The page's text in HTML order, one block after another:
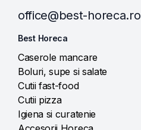
office@best-horeca.ro
Best Horeca
Caserole mancare
Boluri, supe si salate
Cutii fast-food
Cutii pizza
Igiena si curatenie